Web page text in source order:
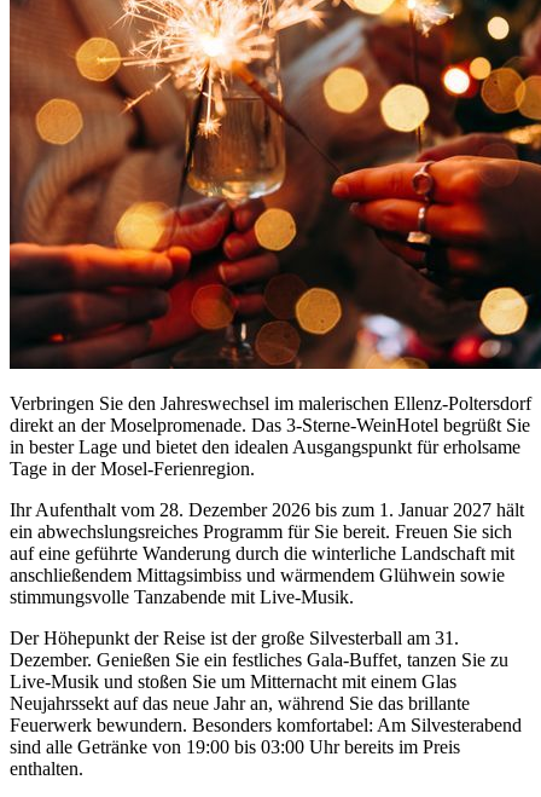
Verbringen Sie den Jahreswechsel im malerischen Ellenz-Poltersdorf
direkt an der Moselpromenade. Das 3-Sterne-WeinHotel begrüßt Sie
in bester Lage und bietet den idealen Ausgangspunkt für erholsame
Tage in der Mosel-Ferienregion.
Ihr Aufenthalt vom 28. Dezember 2026 bis zum 1. Januar 2027 hält
ein abwechslungsreiches Programm für Sie bereit. Freuen Sie sich
auf eine geführte Wanderung durch die winterliche Landschaft mit
anschließendem Mittagsimbiss und wärmendem Glühwein sowie
stimmungsvolle Tanzabende mit Live-Musik.
Der Höhepunkt der Reise ist der große Silvesterball am 31.
Dezember. Genießen Sie ein festliches Gala-Buffet, tanzen Sie zu
Live-Musik und stoßen Sie um Mitternacht mit einem Glas
Neujahrssekt auf das neue Jahr an, während Sie das brillante
Feuerwerk bewundern. Besonders komfortabel: Am Silvesterabend
sind alle Getränke von 19:00 bis 03:00 Uhr bereits im Preis
enthalten.